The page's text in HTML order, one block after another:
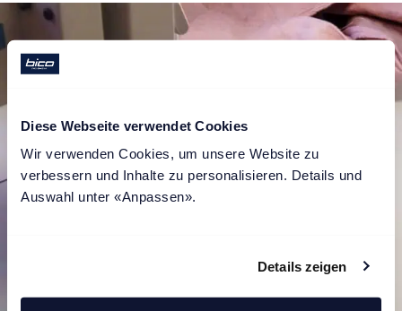
Diese Webseite verwendet Cookies
Wir verwenden Cookies, um unsere Website zu
verbessern und Inhalte zu personalisieren. Details und
Auswahl unter «Anpassen».
Details zeigen